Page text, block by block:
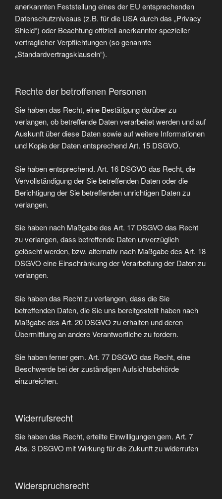
anerkannten Feststellung eines der EU entsprechenden
Datenschutzniveaus (z.B. für die USA durch das „Privacy
Shield“) oder Beachtung offiziell anerkannter spezieller
vertraglicher Verpflichtungen (so genannte
„Standardvertragsklauseln“).
Rechte der betroffenen Personen
Sie haben das Recht, eine Bestätigung darüber zu
verlangen, ob betreffende Daten verarbeitet werden und auf
Auskunft über diese Daten sowie auf weitere Informationen
und Kopie der Daten entsprechend Art. 15 DSGVO.
Sie haben entsprechend. Art. 16 DSGVO das Recht, die
Vervollständigung der Sie betreffenden Daten oder die
Berichtigung der Sie betreffenden unrichtigen Daten zu
verlangen.
Sie haben nach Maßgabe des Art. 17 DSGVO das Recht
zu verlangen, dass betreffende Daten unverzüglich
gelöscht werden, bzw. alternativ nach Maßgabe des Art. 18
DSGVO eine Einschränkung der Verarbeitung der Daten zu
verlangen.
Sie haben das Recht zu verlangen, dass die Sie
betreffenden Daten, die Sie uns bereitgestellt haben nach
Maßgabe des Art. 20 DSGVO zu erhalten und deren
Übermittlung an andere Verantwortliche zu fordern.
Sie haben ferner gem. Art. 77 DSGVO das Recht, eine
Beschwerde bei der zuständigen Aufsichtsbehörde
einzureichen.
Widerrufsrecht
Sie haben das Recht, erteilte Einwilligungen gem. Art. 7
Abs. 3 DSGVO mit Wirkung für die Zukunft zu widerrufen
Widerspruchsrecht